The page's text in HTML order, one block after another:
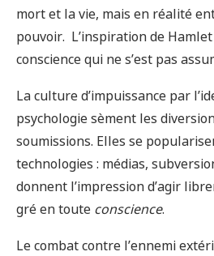
mort et la vie, mais en réalité
pouvoir. L’inspiration de
conscience qui ne s’est pas
La culture d’impuissance par
psychologie sèment les
soumissions. Elles se
technologies : médias,
donnent l’impression d’agir
gré en toute conscience.
Le combat contre l’ennemi